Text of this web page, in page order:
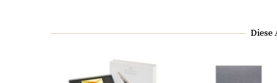
Diese